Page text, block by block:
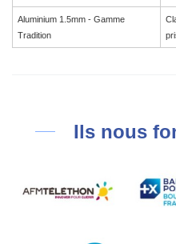
Aluminium 1.5mm - Gamme
Tradition
Ils nous